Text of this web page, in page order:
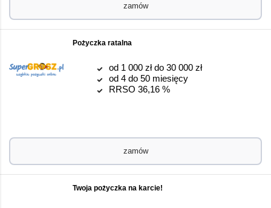
zamów
Pożyczka ratalna
od 1 000 zł do 30 000 zł
od 4 do 50 miesięcy
RRSO 36,16 %
zamów
Twoja pożyczka na karcie!